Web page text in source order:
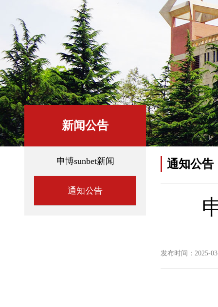
新闻公告
申博sunbet新闻
通知公告
通知公告
发布时间：2025-